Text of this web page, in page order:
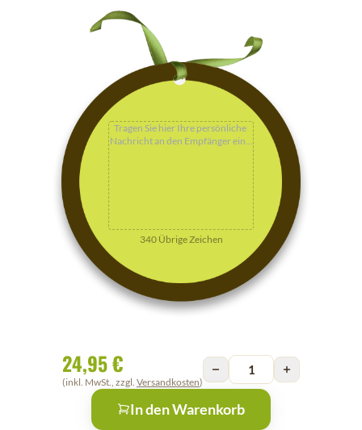
340Übrige Zeichen
24,95 €
(inkl. MwSt., zzgl. Versandkosten)
In den Warenkorb